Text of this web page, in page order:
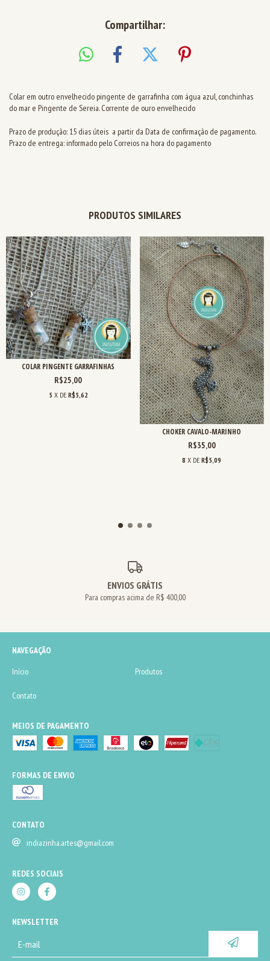
Compartilhar:
Colar em outro envelhecido pingente de garrafinha com água azul, conchinhas
do mar e Pingente de Sereia. Corrente de ouro envelhecido
Prazo de produção: 15 dias úteis a partir da Data de confirmação de pagamento.
Prazo de entrega: informado pelo Correios na hora do pagamento
PRODUTOS SIMILARES
COLAR PINGENTE GARRAFINHAS
R$25,00
5 X DE R$5,62
CHOKER CAVALO-MARINHO
R$35,00
8 X DER$5,09
ENVIOS GRÁTIS
Para compras acima de R$ 400,00
NAVEGAÇÃO
Início
Produtos
Contato
MEIOS DE PAGAMENTO
FORMAS DE ENVIO
CONTATO
indiazinha.artes@gmail.com
REDES SOCIAIS
NEWSLETTER